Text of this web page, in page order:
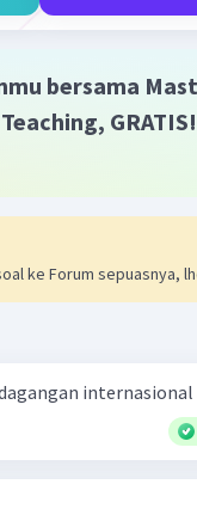
Iklan
bersama
GRATIS!
ke Forum sepuasnya,
internasional